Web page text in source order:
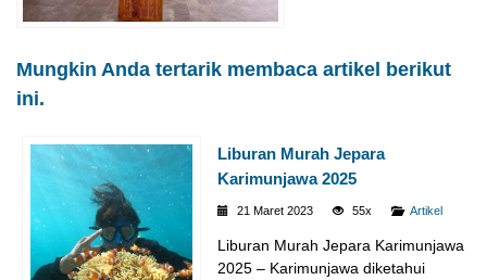
Mungkin Anda tertarik membaca artikel berikut
ini.
Liburan Murah Jepara
Karimunjawa 2025
21 Maret 2023 55x Artikel
Liburan Murah Jepara Karimunjawa
2025 – Karimunjawa diketahui